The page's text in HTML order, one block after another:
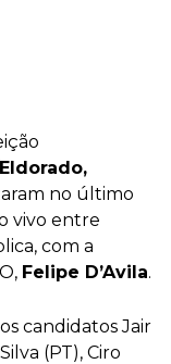
no último
vivo entre
com a
Felipe D’Avila.
candidatos Jair
(PT), Ciro